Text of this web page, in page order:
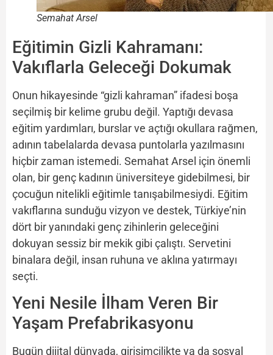
Semahat Arsel
Eğitimin Gizli Kahramanı:
Vakıflarla Geleceği Dokumak
Onun hikayesinde “gizli kahraman” ifadesi boşa
seçilmiş bir kelime grubu değil. Yaptığı devasa
eğitim yardımları, burslar ve açtığı okullara rağmen,
adının tabelalarda devasa puntolarla yazılmasını
hiçbir zaman istemedi. Semahat Arsel için önemli
olan, bir genç kadının üniversiteye gidebilmesi, bir
çocuğun nitelikli eğitimle tanışabilmesiydi. Eğitim
vakıflarına sunduğu vizyon ve destek, Türkiye’nin
dört bir yanındaki genç zihinlerin geleceğini
dokuyan sessiz bir mekik gibi çalıştı. Servetini
binalara değil, insan ruhuna ve aklına yatırmayı
seçti.
Yeni Nesile İlham Veren Bir
Yaşam Prefabrikasyonu
Bugün dijital dünyada, girişimcilikte ya da sosyal